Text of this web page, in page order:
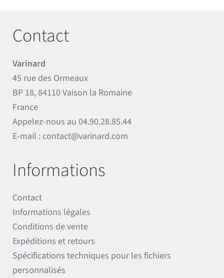
Contact
Varinard
45 rue des Ormeaux
BP 18, 84110 Vaison la Romaine
France
Appelez-nous au04.90.28.85.44
E-mail : contact@varinard.com
Informations
Contact
Informations légales
Conditions de vente
Expéditions et retours
Spécifications techniques pour les fichiers
personnalisés